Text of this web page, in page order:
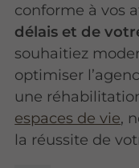
conforme à vos
délais et de
souhaitiez
optimiser
une
espaces de vie,
la réussite de